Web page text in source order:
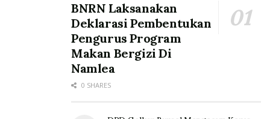
BNRN Laksanakan
Deklarasi Pembentukan
Pengurus Program
Makan Bergizi Di
Namlea
0 SHARES